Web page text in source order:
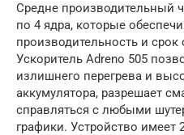
Средне производительный
по 4 ядра, которые
производительность и срок
Ускоритель Adreno 505
излишнего перегрева и
аккумулятора, разрешает
справляться с любыми
графики. Устройство имеет